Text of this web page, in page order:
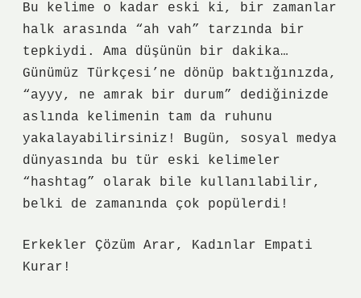
Bu kelime o kadar eski ki, bir zamanlar
halk arasında “ah vah” tarzında bir
tepkiydi. Ama düşünün bir dakika…
Günümüz Türkçesi’ne dönüp baktığınızda,
“ayyy, ne amrak bir durum” dediğinizde
aslında kelimenin tam da ruhunu
yakalayabilirsiniz! Bugün, sosyal medya
dünyasında bu tür eski kelimeler
“hashtag” olarak bile kullanılabilir,
belki de zamanında çok popülerdi!
Erkekler Çözüm Arar, Kadınlar Empati
Kurar!